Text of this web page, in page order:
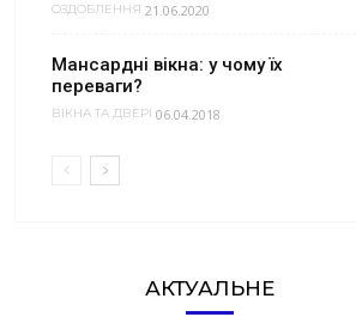
ОЗДОБЛЕННЯ 21.06.2020
Мансардні вікна: у чому їх
переваги?
ВІКНА ТА ДВЕРІ 06.04.2018
АКТУАЛЬНЕ